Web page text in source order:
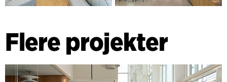
Flere projekter